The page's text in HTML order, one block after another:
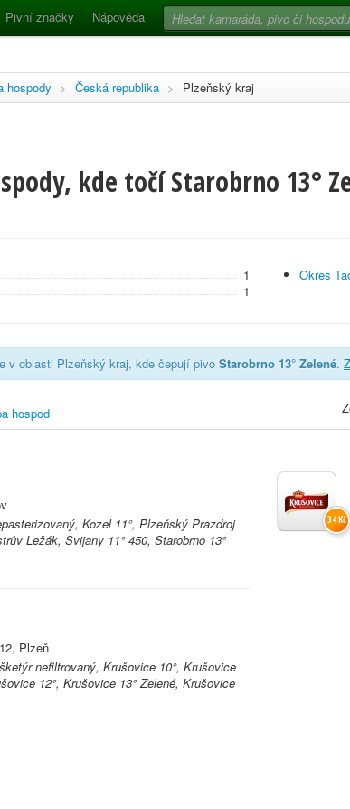
Pivní značky Nápověda
hospody > Česká republika > Plzeňský kraj
kde točí Starobrno 13°
1
1
Okres
v oblasti Plzeňský kraj, kde čepují pivo Starobrno 13° Zelené.
hospod
Kozel 11°, Plzeňský Prazdroj
Ležák, Svijany 11° 450, Starobrno 13°
34 Kč
Plzeň
nefiltrovaný, Krušovice 10°, Krušovice
12°, Krušovice 13° Zelené, Krušovice